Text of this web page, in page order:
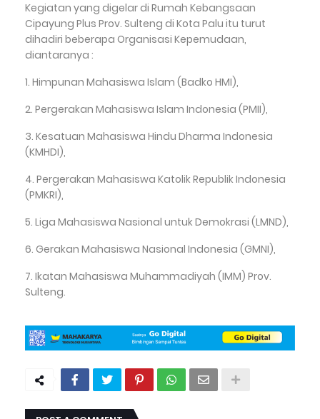
Kegiatan yang digelar di Rumah Kebangsaan
Cipayung Plus Prov. Sulteng di Kota Palu itu turut
dihadiri beberapa Organisasi Kepemudaan,
diantaranya :
1. Himpunan Mahasiswa Islam (Badko HMI),
2. Pergerakan Mahasiswa Islam Indonesia (PMII),
3. Kesatuan Mahasiswa Hindu Dharma Indonesia
(KMHDI),
4. Pergerakan Mahasiswa Katolik Republik Indonesia
(PMKRI),
5. Liga Mahasiswa Nasional untuk Demokrasi (LMND),
6. Gerakan Mahasiswa Nasional Indonesia (GMNI),
7. Ikatan Mahasiswa Muhammadiyah (IMM) Prov.
Sulteng.